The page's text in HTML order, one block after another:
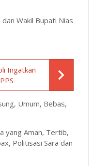
Wakil Bupati Nias
Ingatkan
Umum, Bebas,
yang Aman, Tertib,
Politisasi Sara dan